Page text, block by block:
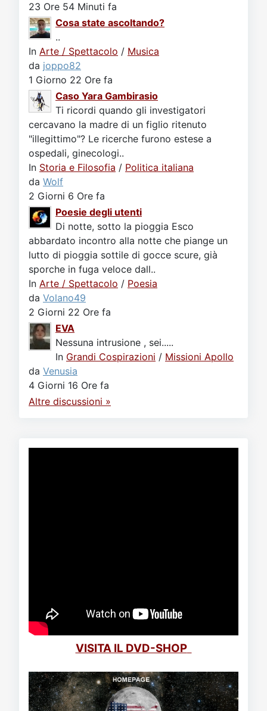
23 Ore 54 Minuti fa
Cosa state ascoltando?
..
In Arte / Spettacolo / Musica
da joppo82
1 Giorno 22 Ore fa
Caso Yara Gambirasio
Ti ricordi quando gli investigatori
cercavano la madre di un figlio ritenuto
"illegittimo"? Le ricerche furono estese a
ospedali, ginecologi..
In Storia e Filosofia / Politica italiana
da Wolf
2 Giorni 6 Ore fa
Poesie degli utenti
Di notte, sotto la pioggia Esco
abbardato incontro alla notte che piange un
lutto di pioggia sottile di gocce scure, già
sporche in fuga veloce dall..
In Arte / Spettacolo / Poesia
da Volano49
2 Giorni 22 Ore fa
EVA
Nessuna intrusione , sei.....
In Grandi Cospirazioni / Missioni Apollo
da Venusia
4 Giorni 16 Ore fa
Altre discussioni »
VISITA IL DVD-SHOP